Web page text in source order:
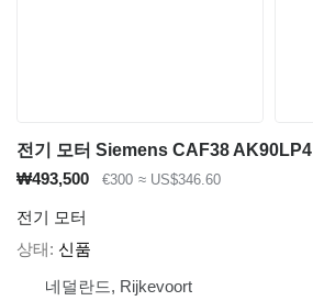
전기 모터 Siemens CAF38 AK90LP4
₩493,500
€300 ≈ US$346.60
전기 모터
상태
신품
네덜란드, Rijkevoort